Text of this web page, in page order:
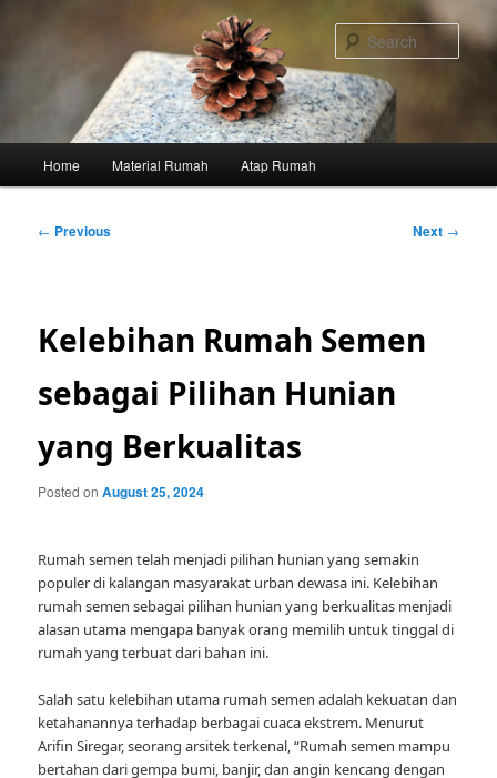
Home Material Rumah Atap Rumah
Post
← Previous Next →
Kelebihan Rumah Semen
sebagai Pilihan Hunian
yang Berkualitas
Posted onAugust 25, 2024
Rumah semen telah menjadi pilihan hunian yang semakin
populer di kalangan masyarakat urban dewasa ini. Kelebihan
rumah semen sebagai pilihan hunian yang berkualitas menjadi
alasan utama mengapa banyak orang memilih untuk tinggal di
rumah yang terbuat dari bahan ini.
Salah satu kelebihan utama rumah semen adalah kekuatan dan
ketahanannya terhadap berbagai cuaca ekstrem. Menurut
Arifin Siregar, seorang arsitek terkenal, “Rumah semen mampu
bertahan dari gempa bumi, banjir, dan angin kencang dengan